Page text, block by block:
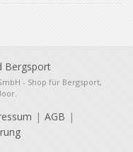
- Shop für Bergsport,
AGB